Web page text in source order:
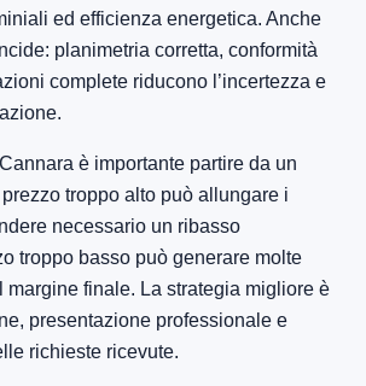
ed efficienza energetica. Anche
planimetria corretta, conformità
complete riducono l’incertezza e
è importante partire da un
troppo alto può allungare i
necessario un ribasso
troppo basso può generare molte
margine finale. La strategia migliore è
presentazione professionale e
richieste ricevute.